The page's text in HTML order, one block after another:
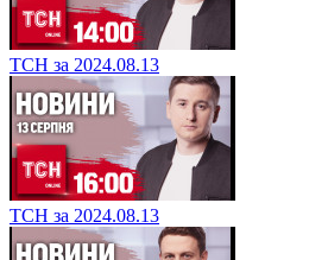
ТСН за 2024.08.13
ТСН за 2024.08.13